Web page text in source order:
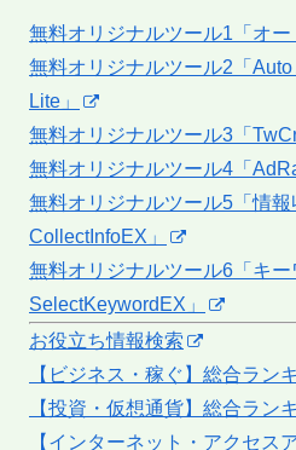
無料オリジナルツール1「オー
無料オリジナルツール2「
Lite」
無料オリジナルツール3「
無料オリジナルツール4「
無料オリジナルツール5「情
CollectInfoEX」
無料オリジナルツール6「キ
SelectKeywordEX」
お役立ち情報検索
【ビジネス・稼ぐ】総合ラン
【投資・仮想通貨】総合ラン
【インターネット・アクセス